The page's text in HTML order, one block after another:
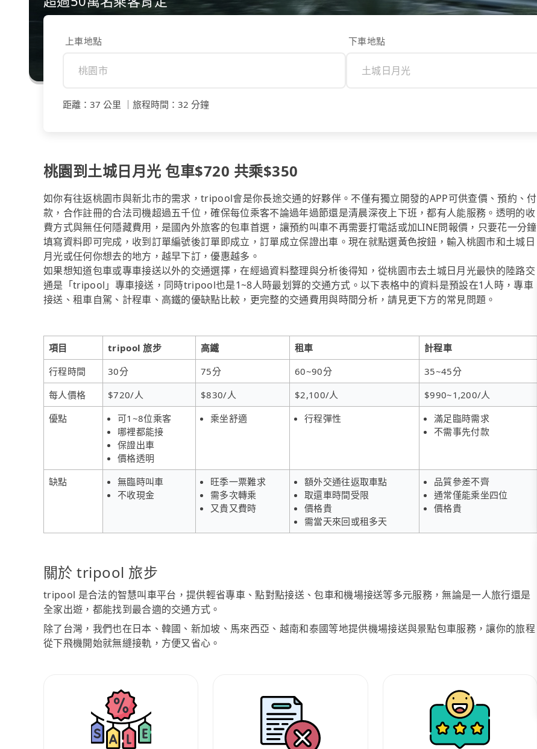
上車地點 下車地點
距離 ： 37 公里 旅程時間 ： 32 分鐘
桃園到土城日月光 包車$720 共乘$350
如你有往返桃園市與新北市的需求，tripool會是你長途交通的好夥伴。不僅有獨立開發的APP可供查價、預約、付
款，合作註冊的合法司機超過五千位，確保每位乘客不論過年過節還是清晨深夜上下班，都有人能服務。透明的收
費方式與無任何隱藏費用，是國內外旅客的包車首選，讓預約叫車不再需要打電話或加LINE問報價，只要花一分鐘
填寫資料即可完成，收到訂單編號後訂單即成立，訂單成立保證出車。現在就點選黃色按鈕，輸入桃園市和土城日
月光或任何你想去的地方，越早下訂，優惠越多。
如果想知道包車或專車接送以外的交通選擇，在經過資料整理與分析後得知，從桃園市去土城日月光最快的陸路交
通是「tripool」專車接送，同時tripool也是1~8人時最划算的交通方式。以下表格中的資料是預設在1人時，專車
接送、租車自駕、計程車、高鐵的優缺點比較，更完整的交通費用與時間分析，請見更下方的常見問題。
項目 tripool 旅步 高鐵 租車
計程車
行程時間
30分 75分 60~90分
35~45分
每人價格
$720/人 $830/人 $2,100/人
$990~1,200/人
優點
可1~8位乘客
哪裡都能接
保證出車
價格透明
乘坐舒適 行程彈性
滿足臨時需求
不需事先付款
缺點
無臨時叫車
不收現金
旺季一票難求
需多次轉乘
又貴又費時
額外交通往返取車點
取還車時間受限
價格貴
需當天來回或租多天
品質參差不齊
通常僅能乘坐四位
價格貴
關於 tripool 旅步
tripool 是合法的智慧叫車平台，提供輕省專車、點對點接送、包車和機場接送等多元服務，無論是一人旅行還是
全家出遊，都能找到最合適的交通方式。
除了台灣，我們也在日本、韓國、新加坡、馬來西亞、越南和泰國等地提供機場接送與景點包車服務，讓你的旅程
從下飛機開始就無縫接軌，方便又省心。